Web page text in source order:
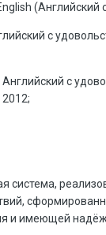
(Английский
с
с
система,
и имеющей